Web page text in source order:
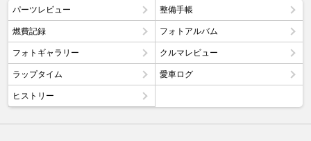
パーツレビュー 整備手帳
燃費記録 フォトアルバム
フォトギャラリー クルマレビュー
ラップタイム 愛車ログ
ヒストリー